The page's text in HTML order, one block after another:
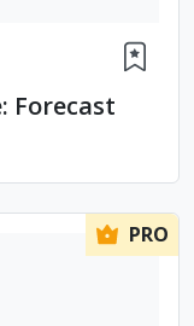
Forecast
PRO